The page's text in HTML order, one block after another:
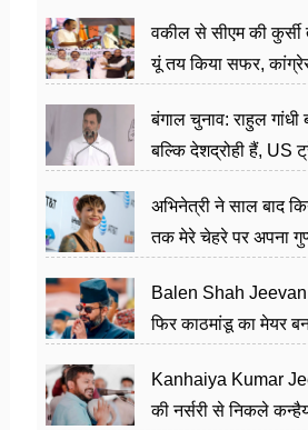
वकील से सीएम की
यूं तय किया सफर,
बंगाल चुनाव: राहुल गांधी
बल्कि देशद्रोही हैं, US
अभिनेत्री ने साल बाद
तक मेरे चेहरे पर अपना
Balen Shah Jeevan
फिर काठमांडू का मेयर
Kanhaiya Kumar
की नर्सरी से निकले